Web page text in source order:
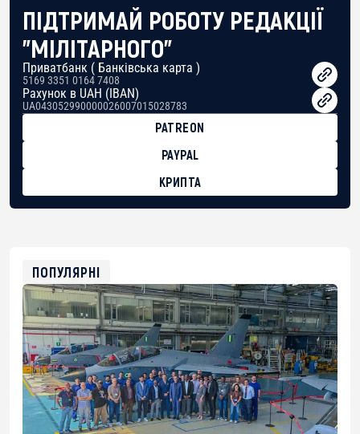
ПІДТРИМАЙ РОБОТУ РЕДАКЦІЇ
"МІЛІТАРНОГО"
Приватбанк ( Банківська карта )
5169 3351 0164 7408
Рахунок в UAH (IBAN)
UA043052990000026007015028783
PATREON
PAYPAL
КРИПТА
0xfD02863D3289416fcF50975c9DFda13623f97758
ПОПУЛЯРНІ